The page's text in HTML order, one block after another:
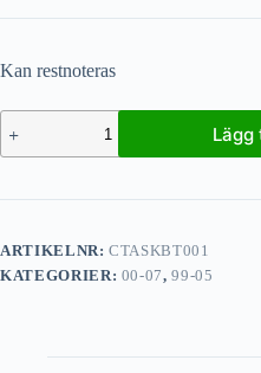
Kan restnoteras
ARTIKELNR:CTASKBT001
KATEGORIER: 00-07,99-05